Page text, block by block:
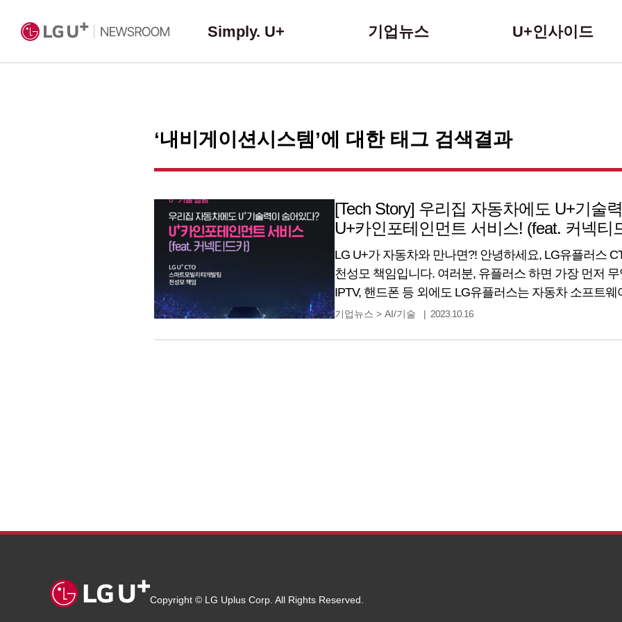
Simply. U+ 기업뉴스 U+인사이드
‘내비게이션시스템’에 대한 태그 검색결과
[Tech Story] 우리집 자동차에도 U+기술
U+카인포테인먼트 서비스! (feat. 커넥티
LG U+가 자동차와 만나면?! 안녕하세요, LG유플러스
천성모 책임입니다. 여러분, 유플러스 하면 가장 먼저
IPTV, 핸드폰 등 외에도 LG유플러스는 자동차 소프트
서버 그리고 다양한 서비스와 플랫폼도 제공하고 있습
기업뉴스 >AI/기술 2023.10.16
Copyright © LG Uplus Corp. All Rights Reserved.